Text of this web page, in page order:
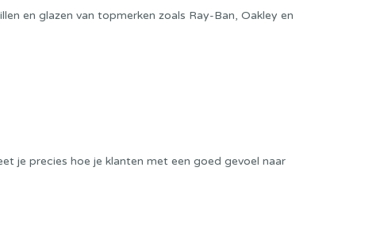
en glazen van topmerken zoals Ray-Ban, Oakley en
je precies hoe je klanten met een goed gevoel naar